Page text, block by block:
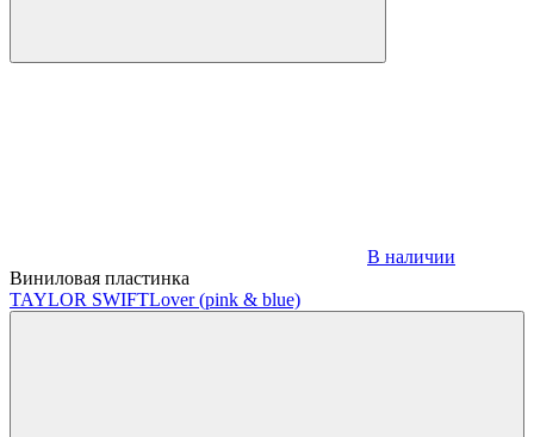
В наличии
Виниловая пластинка
TAYLOR SWIFTLover (pink & blue)